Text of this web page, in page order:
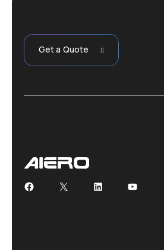
Get a Quote
Facebook
X LinkedInYouTube